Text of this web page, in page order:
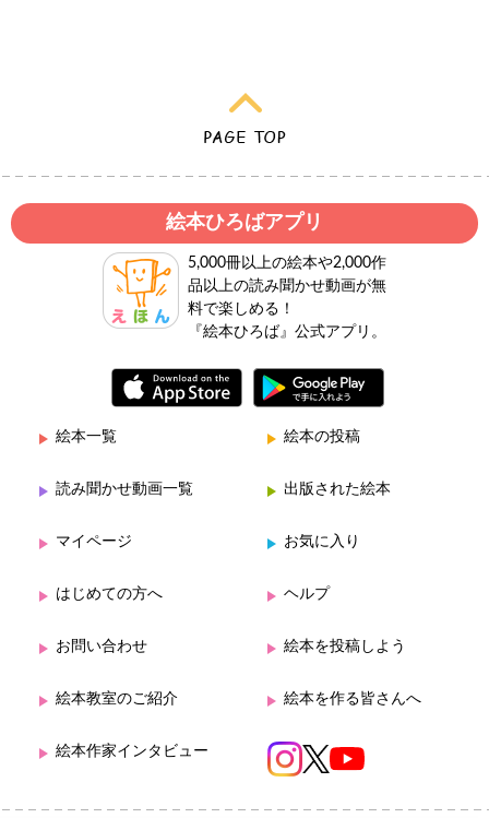
絵本ひろばアプリ
5,000冊以上の絵本や2,000作
品以上の読み聞かせ動画が無
料で楽しめる！
『絵本ひろば』公式アプリ。
絵本一覧 絵本の投稿
読み聞かせ動画一覧 出版された絵本
マイページ お気に入り
はじめての方へ ヘルプ
お問い合わせ 絵本を投稿しよう
絵本教室のご紹介 絵本を作る皆さんへ
絵本作家インタビュー